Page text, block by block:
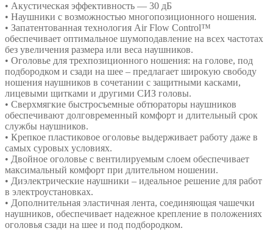
• Акустическая эффективность — 30 дБ
• Наушники с возможностью многопозиционного ношения.
• Запатентованная технология Air Flow Control™
обеспечивает оптимальное шумоподавление на всех частотах
без увеличения размера или веса наушников.
• Оголовье для трехпозиционного ношения: на голове, под
подбородком и сзади на шее – предлагает широкую свободу
ношения наушников в сочетании с защитными касками,
лицевыми щитками и другими СИЗ головы.
• Сверхмягкие быстросъемные обтюраторы наушников
обеспечивают долговременный комфорт и длительный срок
службы наушников.
• Крепкое пластиковое оголовье выдерживает работу даже в
самых суровых условиях.
• Двойное оголовье с вентилируемым слоем обеспечивает
максимальный комфорт при длительном ношении.
• Диэлектрические наушники – идеальное решение для работ
в электроустановках.
• Дополнительная эластичная лента, соединяющая чашечки
наушников, обеспечивает надежное крепление в положениях
оголовья сзади на шее и под подбородком.